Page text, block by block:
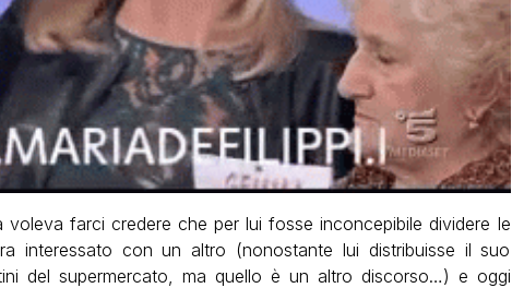
farci credere che per lui fosse inconcepibile dividere le
interessato con un altro (nonostante lui distribuisse il suo
del supermercato, ma quello è un altro discorso…) e oggi